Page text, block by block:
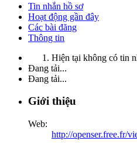
Tin nhắn hồ sơ
Hoạt động gần đây
Các bài đăng
Thông tin
Hiện tại không có tin
Đang tải...
Đang tải...
Giới thiệu
Web:
http://openser.free.fr/